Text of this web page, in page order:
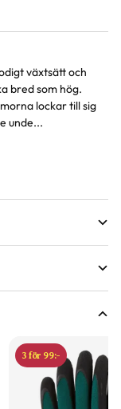
växtsätt och
bred som hög.
lockar till sig
unde...
på växter
trädgårdsväxter
3 för 99:-